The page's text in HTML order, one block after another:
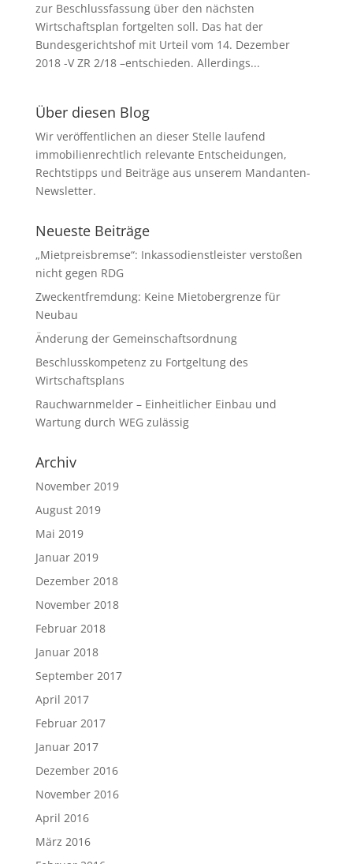
zur Beschlussfassung über den nächsten
Wirtschaftsplan fortgelten soll. Das hat der
Bundesgerichtshof mit Urteil vom 14. Dezember
2018 -V ZR 2/18 –entschieden. Allerdings...
Über diesen Blog
Wir veröffentlichen an dieser Stelle laufend
immobilienrechtlich relevante Entscheidungen,
Rechtstipps und Beiträge aus unserem Mandanten-
Newsletter.
Neueste Beiträge
„Mietpreisbremse“: Inkassodienstleister verstoßen
nicht gegen RDG
Zweckentfremdung: Keine Mietobergrenze für
Neubau
Änderung der Gemeinschaftsordnung
Beschlusskompetenz zu Fortgeltung des
Wirtschaftsplans
Rauchwarnmelder – Einheitlicher Einbau und
Wartung durch WEG zulässig
Archiv
November 2019
August 2019
Mai 2019
Januar 2019
Dezember 2018
November 2018
Februar 2018
Januar 2018
September 2017
April 2017
Februar 2017
Januar 2017
Dezember 2016
November 2016
April 2016
März 2016